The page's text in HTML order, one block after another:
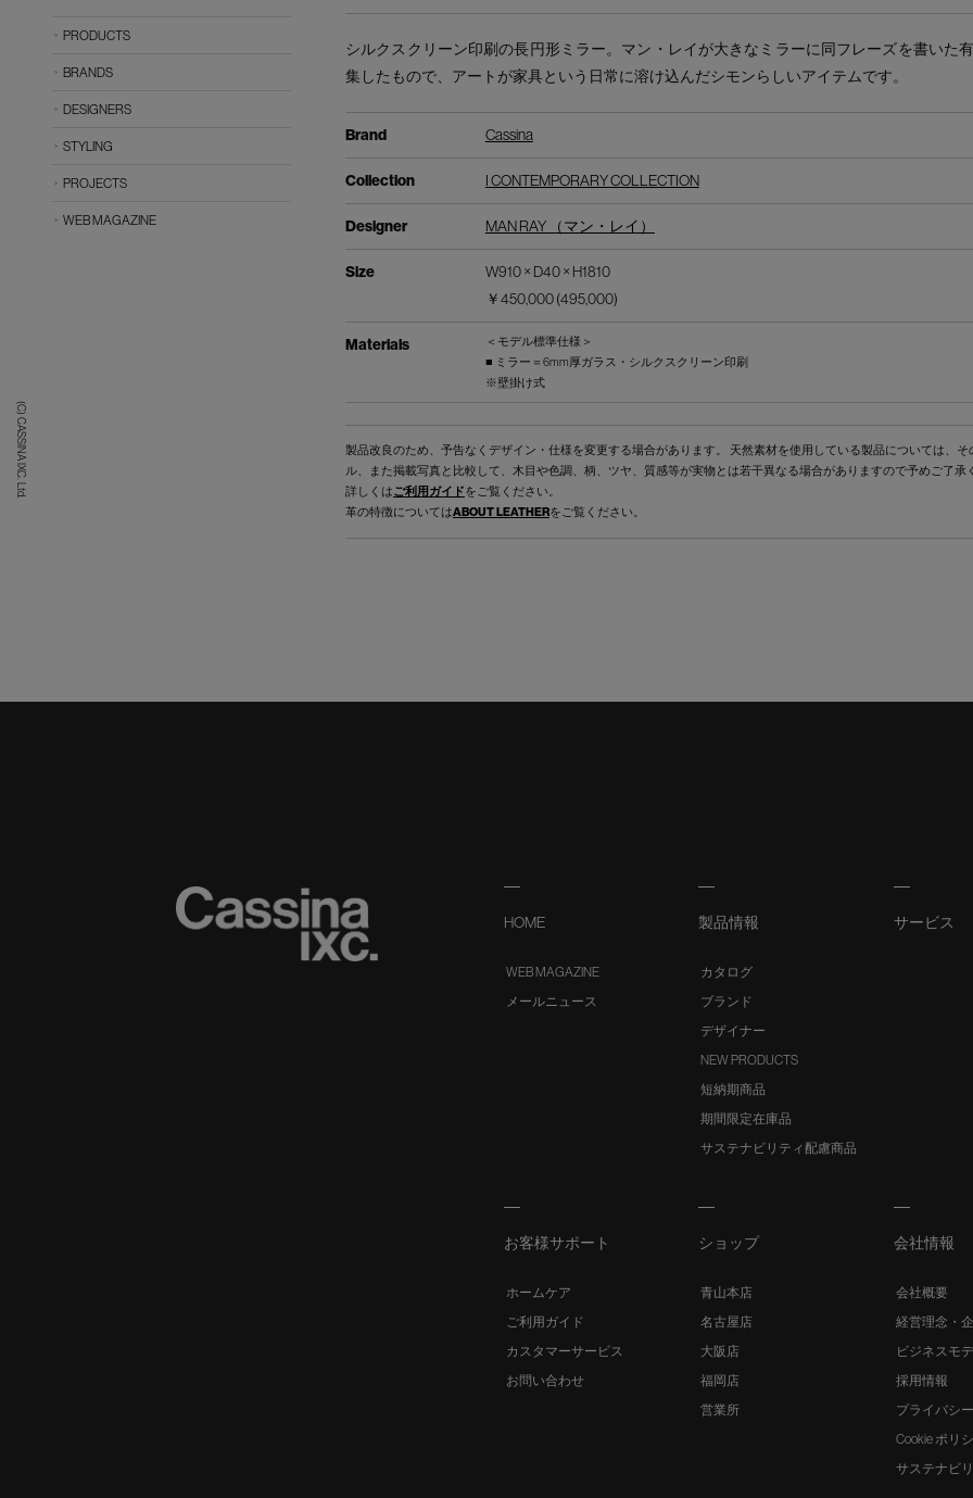
(C) CASSINA IXC. Ltd.
シルクスクリーン印刷の長円形ミラー。マン・レイが大きなミラーに同フレーズを書いた
集したもので、アートが家具という日常に溶け込んだシモンらしいアイテムです。
Brand Cassina
Collection I CONTEMPORARY COLLECTION
Designer MAN RAY （マン・レイ）
Size
W910 × D40 × H1810
￥450,000 (495,000)
Materials
＜モデル標準仕様＞
■ ミラー＝6mm厚ガラス・シルクスクリーン印刷
※壁掛け式
製品改良のため、予告なくデザイン・仕様を変更する場合があります。 天然素材を使用している製品については、
ル、また掲載写真と比較して、木目や色調、柄、ツヤ、質感等が実物とは若干異なる場合がありますので予めご了承
詳しくはご利用ガイドをご覧ください。
革の特徴についてはABOUT LEATHERをご覧ください。
PRODUCTS
BRANDS
DESIGNERS
STYLING
PROJECTS
WEB MAGAZINE
HOME
WEB MAGAZINE
メールニュース
製品情報
カタログ
ブランド
デザイナー
NEW PRODUCTS
短納期商品
期間限定在庫品
サステナビリティ配慮商品
サービス
お客様サポート
ホームケア
ご利用ガイド
カスタマーサービス
お問い合わせ
ショップ
青山本店
名古屋店
大阪店
福岡店
営業所
会社情報
会社概要
経営理念・
ビジネスモ
採用情報
プライバシ
Cookie ポリ
サステナビ